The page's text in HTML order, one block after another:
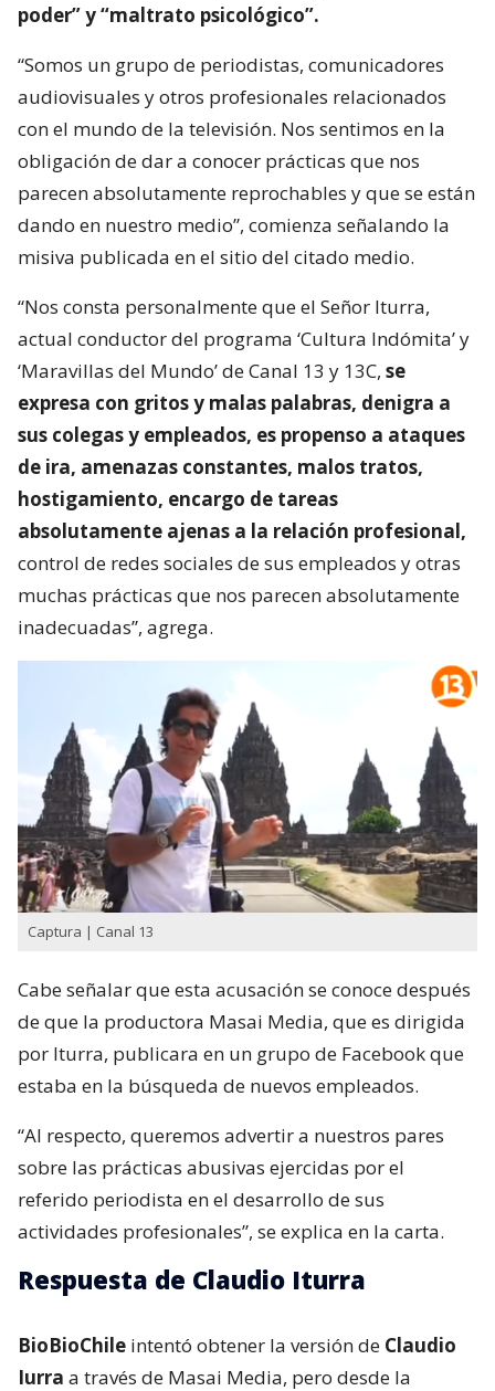
poder” y “maltrato psicológico”.
“Somos un grupo de periodistas, comunicadores
audiovisuales y otros profesionales relacionados
con el mundo de la televisión. Nos sentimos en la
obligación de dar a conocer prácticas que nos
parecen absolutamente reprochables y que se están
dando en nuestro medio”, comienza señalando la
misiva publicada en el sitio del citado medio.
“Nos consta personalmente que el Señor Iturra,
actual conductor del programa ‘Cultura Indómita’ y
‘Maravillas del Mundo’ de Canal 13 y 13C, se
expresa con gritos y malas palabras, denigra a
sus colegas y empleados, es propenso a ataques
de ira, amenazas constantes, malos tratos,
hostigamiento, encargo de tareas
absolutamente ajenas a la relación profesional,
control de redes sociales de sus empleados y otras
muchas prácticas que nos parecen absolutamente
inadecuadas”, agrega.
Captura | Canal 13
Cabe señalar que esta acusación se conoce después
de que la productora Masai Media, que es dirigida
por Iturra, publicara en un grupo de Facebook que
estaba en la búsqueda de nuevos empleados.
“Al respecto, queremos advertir a nuestros pares
sobre las prácticas abusivas ejercidas por el
referido periodista en el desarrollo de sus
actividades profesionales”, se explica en la carta.
Respuesta de Claudio Iturra
BioBioChile intentó obtener la versión de Claudio
Iurra a través de Masai Media, pero desde la